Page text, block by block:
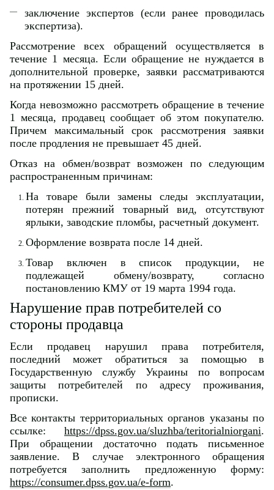
заключение экспертов (если ранее проводилась
экспертиза).
Рассмотрение всех обращений осуществляется в
течение 1 месяца. Если обращение не нуждается в
дополнительной проверке, заявки рассматриваются
на протяжении 15 дней.
Когда невозможно рассмотреть обращение в течение
1 месяца, продавец сообщает об этом покупателю.
Причем максимальный срок рассмотрения заявки
после продления не превышает 45 дней.
Отказ на обмен/возврат возможен по следующим
распространенным причинам:
На товаре были замены следы эксплуатации,
потерян прежний товарный вид, отсутствуют
ярлыки, заводские пломбы, расчетный документ.
Оформление возврата после 14 дней.
Товар включен в список продукции, не
подлежащей обмену/возврату, согласно
постановлению КМУ от 19 марта 1994 года.
Нарушение прав потребителей со
стороны продавца
Если продавец нарушил права потребителя,
последний может обратиться за помощью в
Государственную службу Украины по вопросам
защиты потребителей по адресу проживания,
прописки.
Все контакты территориальных органов указаны по
ссылке: https://dpss.gov.ua/sluzhba/teritorialniorgani.
При обращении достаточно подать письменное
заявление. В случае электронного обращения
потребуется заполнить предложенную форму:
https://consumer.dpss.gov.ua/e-form.